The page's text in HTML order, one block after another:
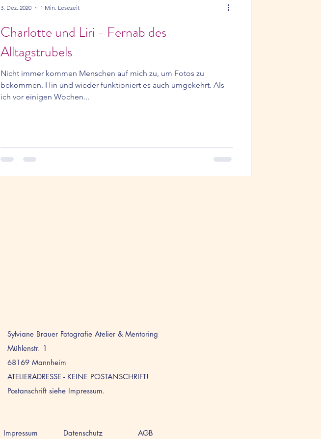
Charlotte und Liri - Fernab des
Alltagstrubels
Nicht immer kommen Menschen auf mich zu, um Fotos zu
bekommen. Hin und wieder funktioniert es auch umgekehrt. Als
ich vor einigen Wochen...
3. Dez. 2020 1 Min. Lesezeit
Sylviane Brauer Fotografie Atelier & Mentoring
Mühlenstr. 1
68169 Mannheim
ATELIERADRESSE - KEINE POSTANSCHRIFT!
Postanschrift siehe Impressum.
Impressum Datenschutz AGB